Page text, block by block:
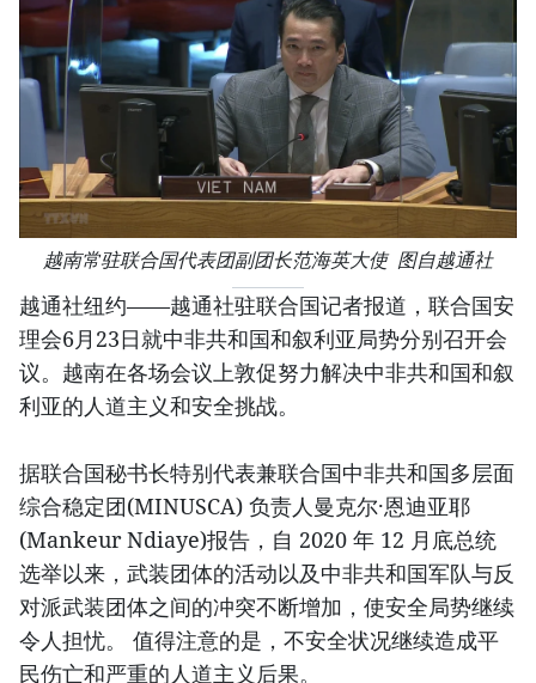
越南常驻联合国代表团副团长范海英大使 图自越通社
越通社纽约——越通社驻联合国记者报道，联合国安
理会6月23日就中非共和国和叙利亚局势分别召开会
议。越南在各场会议上敦促努力解决中非共和国和叙
利亚的人道主义和安全挑战。
据联合国秘书长特别代表兼联合国中非共和国多层面
综合稳定团(MINUSCA) 负责人曼克尔·恩迪亚耶
(Mankeur Ndiaye)报告，自 2020 年 12 月底总统
选举以来，武装团体的活动以及中非共和国军队与反
对派武装团体之间的冲突不断增加，使安全局势继续
令人担忧。 值得注意的是，不安全状况继续造成平
民伤亡和严重的人道主义后果。